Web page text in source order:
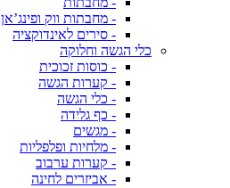
- מחבתות ווק ופינג’אן
- סירים לאינדוקציה
כלי הגשה וחלוקה
- כוסות זכוכית
- קערות הגשה
- כלי הגשה
- כף גלידה
- מגשים
- מלחיות ופלפליות
- קערות ערבוב
- אביזרים לחינה